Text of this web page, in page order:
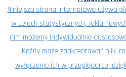
XEN
Znalezione na wykop.pl
Niniejsza strona internetowa używa
w celach statystycznych,
nim możemy indywidualnie
Każdy może zaakceptować pliki
wyłączenia ich w przeglądarce,